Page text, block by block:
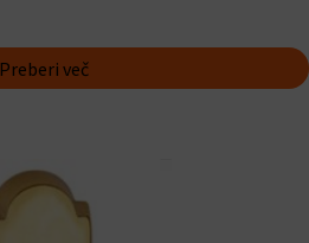
Preberi več